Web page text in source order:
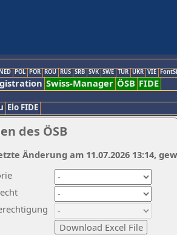
POL POR ROU RUS SRB SVK SWE TUR UKR VIE
Swiss-Manager ÖSB FIDE
Elo FIDE
des ÖSB
Änderung am 11.07.2026 13:14,